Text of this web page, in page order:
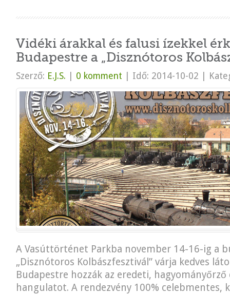
Vidéki árakkal és falusi ízekkel
Budapestre a „Disznótoros
Szerző: E.J.S. 0 komment Idő: 2014-10-02
A Vasúttörténet Parkba november 14-16-ig a
„Disznótoros Kolbászfesztivál” várja kedves
Budapestre hozzák az eredeti,
hangulatot. A rendezvény 100% celebmentes,